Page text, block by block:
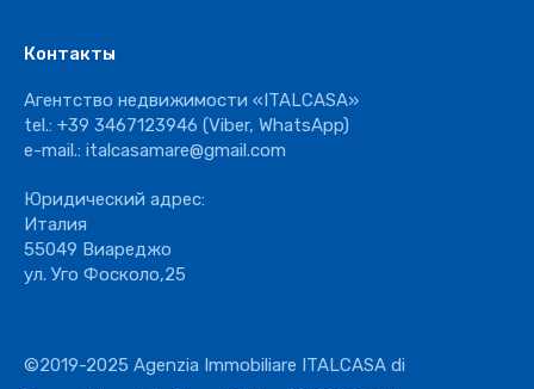
Контакты
Агентство недвижимости «ITALCASA»
tel.: +39 3467123946 (Viber, WhatsApp)
e-mail.: italcasamare@gmail.com
Юридический адрес:
Италия
55049 Виареджо
ул. Уго Фосколо,25
©2019-2025 Agenzia Immobiliare ITALCASA di